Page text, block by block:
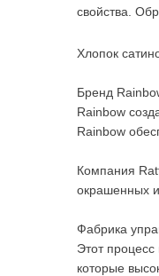
свойства.
Хлопок
Бренд
Rainbow
Rainbow
Компания
окрашенных
Фабрика
Этот
которые